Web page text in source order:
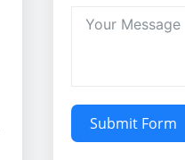
Submit Form